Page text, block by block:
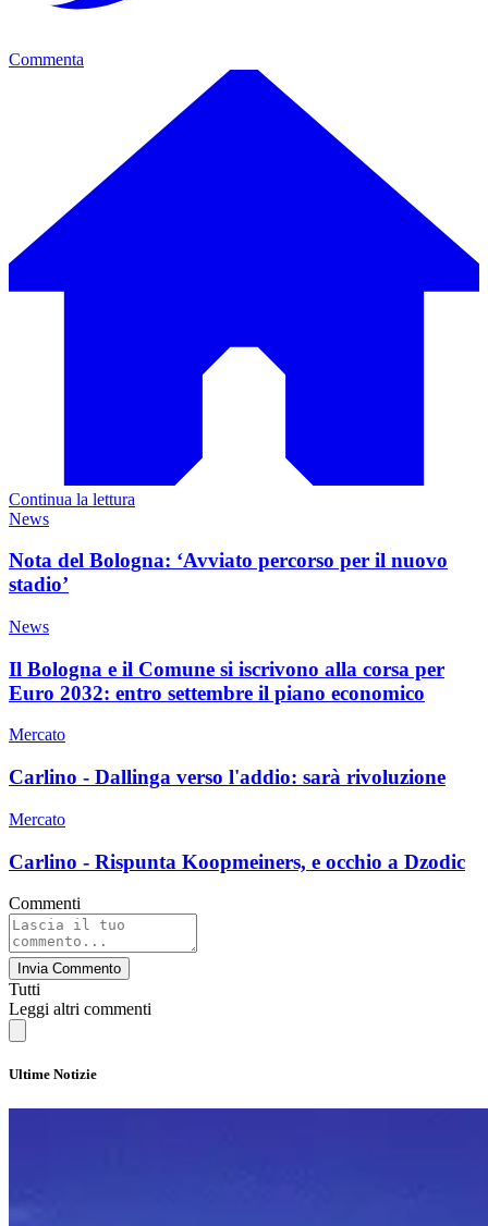
Commenta
Continua la lettura
News
Nota del Bologna: ‘Avviato percorso per il nuovo
stadio’
News
Il Bologna e il Comune si iscrivono alla corsa per
Euro 2032: entro settembre il piano economico
Mercato
Carlino - Dallinga verso l'addio: sarà rivoluzione
Mercato
Carlino - Rispunta Koopmeiners, e occhio a Dzodic
Commenti
Invia Commento
Tutti
Leggi altri commenti
Ultime Notizie